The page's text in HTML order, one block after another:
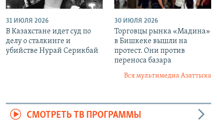
31 ИЮЛЯ 2026
В Казахстане идет суд по
делу о сталкинге и
убийстве Нурай Серикбай
30 ИЮЛЯ 2026
Торговцы рынка «Мадина»
в Бишкеке вышли на
протест. Они против
переноса базара
Вся мультимедиа Азаттыка
СМОТРЕТЬ ТВ ПРОГРАММЫ